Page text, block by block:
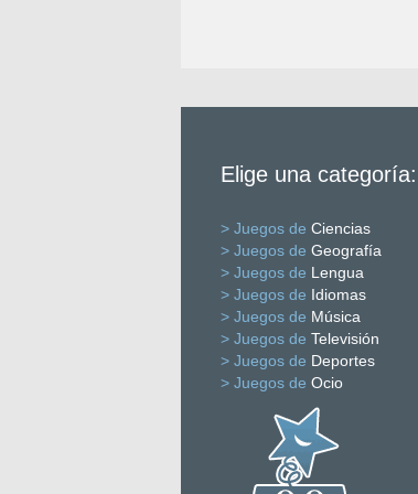
Elige una categoría:
> Juegos de Ciencias
> Juegos de Geografía
> Juegos de Lengua
> Juegos de Idiomas
> Juegos de Música
> Juegos de Televisión
> Juegos de Deportes
> Juegos de Ocio